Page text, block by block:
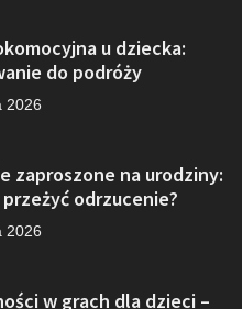
u dziecka:
do podróży
2026
zaproszone na urodziny:
odrzucenie?
2026
w grach dla dzieci –